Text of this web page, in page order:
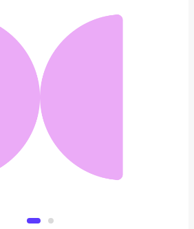
The Monsters Big Into Energy
True Self ID
38 361 ₽
Добавить в вишлист